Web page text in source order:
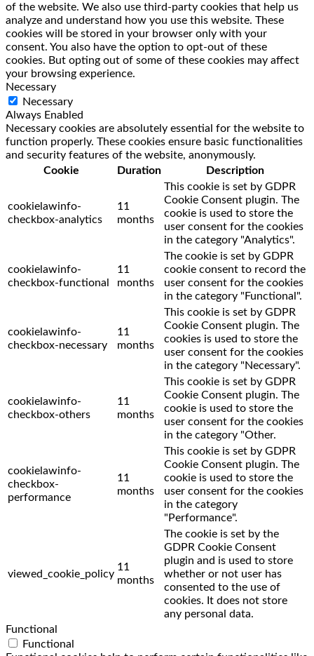
of the website. We also use third-party cookies that help us
analyze and understand how you use this website. These
cookies will be stored in your browser only with your
consent. You also have the option to opt-out of these
cookies. But opting out of some of these cookies may affect
your browsing experience.
Necessary
Necessary
Always Enabled
Necessary cookies are absolutely essential for the website to
function properly. These cookies ensure basic functionalities
and security features of the website, anonymously.
Cookie
Duration Description
cookielawinfo-
checkbox-analytics
11
months
This cookie is set by GDPR
Cookie Consent plugin. The
cookie is used to store the
user consent for the cookies
in the category "Analytics".
cookielawinfo-
checkbox-functional
11
months
The cookie is set by GDPR
cookie consent to record the
user consent for the cookies
in the category "Functional".
cookielawinfo-
checkbox-necessary
11
months
This cookie is set by GDPR
Cookie Consent plugin. The
cookies is used to store the
user consent for the cookies
in the category "Necessary".
cookielawinfo-
checkbox-others
11
months
This cookie is set by GDPR
Cookie Consent plugin. The
cookie is used to store the
user consent for the cookies
in the category "Other.
cookielawinfo-
checkbox-
performance
11
months
This cookie is set by GDPR
Cookie Consent plugin. The
cookie is used to store the
user consent for the cookies
in the category
"Performance".
viewed_cookie_policy
11
months
The cookie is set by the
GDPR Cookie Consent
plugin and is used to store
whether or not user has
consented to the use of
cookies. It does not store
any personal data.
Functional
Functional